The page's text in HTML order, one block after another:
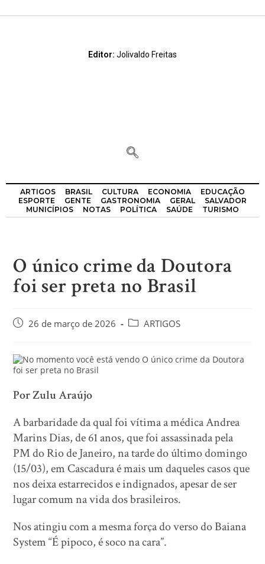
Editor: Jolivaldo Freitas
ARTIGOS BRASIL CULTURA ECONOMIA
EDUCAÇÃO
ESPORTE
GENTE GASTRONOMIA GERAL
SALVADOR
MUNICÍPIOS
NOTAS POLÍTICA SAÚDE TURISMO
O único crime da Doutora
foi ser preta no Brasil
26 de março de 2026 ARTIGOS
Por Zulu Araújo
A barbaridade da qual foi vítima a médica Andrea
Marins Dias, de 61 anos, que foi assassinada pela
PM do Rio de Janeiro, na tarde do último domingo
(15/03), em Cascadura é mais um daqueles casos que
nos deixa estarrecidos e indignados, apesar de ser
lugar comum na vida dos brasileiros.
Nos atingiu com a mesma força do verso do Baiana
System “É pipoco, é soco na cara”.